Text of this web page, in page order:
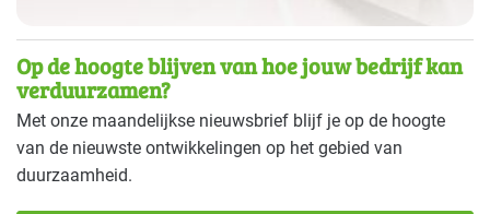
Op de hoogte blijven van hoe jouw bedrijf kan
verduurzamen?
Met onze maandelijkse nieuwsbrief blijf je op de hoogte
van de nieuwste ontwikkelingen op het gebied van
duurzaamheid.